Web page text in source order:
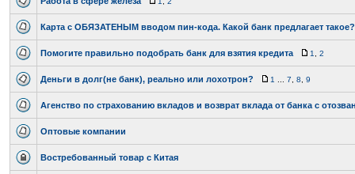
Карта с ОБЯЗАТЕНЫМ вводом пин-кода. Какой банк предлагает такое?
Помогите правильно подобрать банк для взятия кредита 1 2
Деньги в долг(не банк), реально или лохотрон? 1 7 8 9
Агенство по страхованию вкладов и возврат вклада от банка с
Оптовые компании
Востребованный товар с Китая